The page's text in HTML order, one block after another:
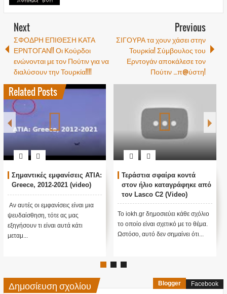
Next
ΣΦΟΔΡΗ ΕΠΙΘΕΣΗ ΚΑΤΑ
ΕΡΝΤΟΓΑΝ!! Οι Κούρδοι
ενώνονται με τον Πούτιν για να
διαλύσουν την Τουρκία!!!!
Previous
ΣΙΓΟΥΡΑ τα χουν χάσει στην
Τουρκία! Σύμβουλος του
Ερντογάν αποκάλεσε τον
Πούτιν …π@ύστη!
Related Posts
σφαίρα κοντά
ήλιο καταγράφηκε από
Lasco C2 (Video)
δημοσιεύει κάθε σχόλιο
είναι σχετικό με το θέμα.
αυτό δεν σημαίνει ότι...
Apollo 8: Aliens Walking On
The Moon (video)
Το iokh.gr δημοσιεύει κάθε σχόλιο
το οποίο είναι σχετικό με το θέμα.
Ωστόσο, αυτό δεν σημαίνει ότι...
Δημοσίευση σχολίου Blogger Facebook